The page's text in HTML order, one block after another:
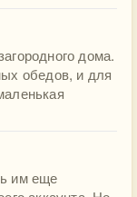
дома.
обедов, и для
им еще